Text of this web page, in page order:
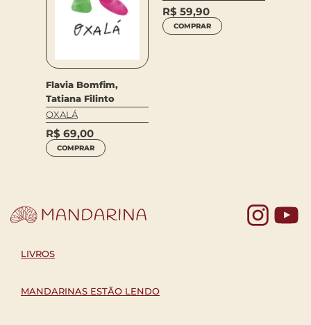
Flavia Bomfim,
Tatiana Filinto
OXALÁ
R$ 69,00
COMPRAR
R$ 59,90
COMPRAR
LIVROS
MANDARINAS ESTÃO LENDO